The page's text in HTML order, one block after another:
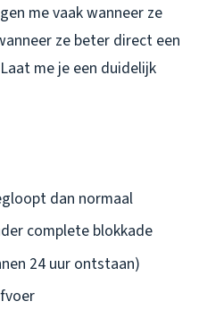
me vaak wanneer ze
ze beter direct een
me je een duidelijk
dan normaal
complete blokkade
24 uur ontstaan)